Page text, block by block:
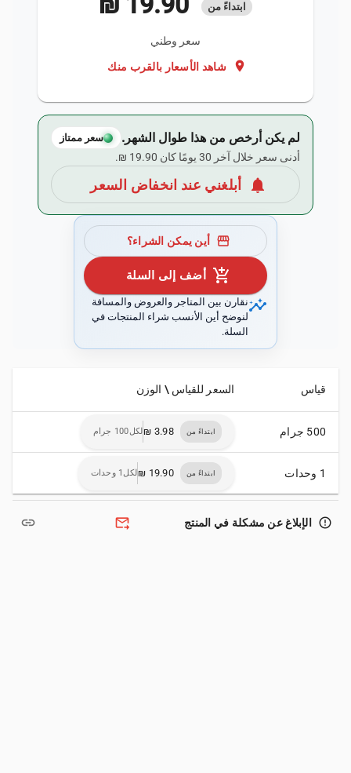
ابتداءً من
سعر وطني
location_on شاهد الأسعار بالقرب منك
لم يكن أرخص من هذا طوال الشهر. سعر ممتاز
أدنى سعر خلال آخر 30 يومًا كان ‏19.90 ₪.
notifications أبلغني عند انخفاض السعر
storefront أين يمكن الشراء؟
add_shopping_cart أضف إلى السلة
insightsنقارن بين المتاجر والعروض والمسافة
لنوضح أين الأنسب شراء المنتجات في
السلة.
قياس السعر للقياس \ الوزن
500 جرام ابتداءً من ‏3.98 ₪ لكل100 جرام
1 وحدات ابتداءً من ‏19.90 ₪ لكل1 وحدات
error_outline الإبلاغ عن مشكلة في المنتج forward_to_inbox
link